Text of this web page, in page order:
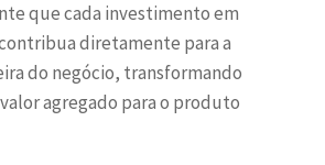
que cada investimento em
diretamente para a
do negócio, transformando
agregado para o produto